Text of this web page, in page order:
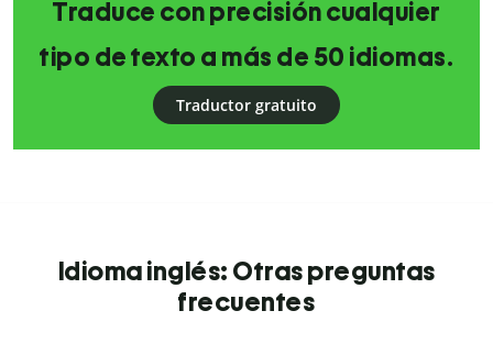
Traduce con precisión cualquier
tipo de texto a más de 50 idiomas.
Traductor gratuito
Idioma inglés: Otras preguntas
frecuentes